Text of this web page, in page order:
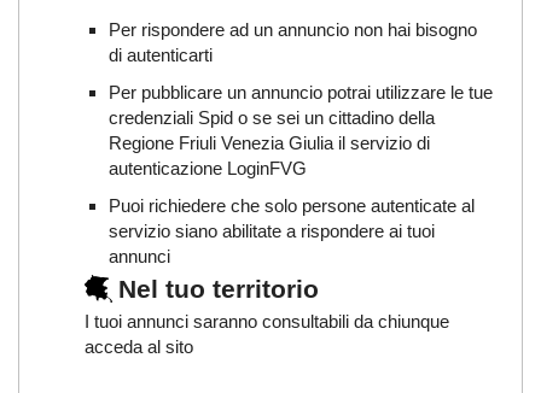
Per rispondere ad un annuncio non hai bisogno
di autenticarti
Per pubblicare un annuncio potrai utilizzare le tue
credenziali Spid o se sei un cittadino della
Regione Friuli Venezia Giulia il servizio di
autenticazione LoginFVG
Puoi richiedere che solo persone autenticate al
servizio siano abilitate a rispondere ai tuoi
annunci
Nel tuo territorio
I tuoi annunci saranno consultabili da chiunque
acceda al sito